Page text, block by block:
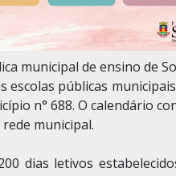
municipal de ensino de
escolas públicas
n° 688. O calendário
municipal.
dias letivos